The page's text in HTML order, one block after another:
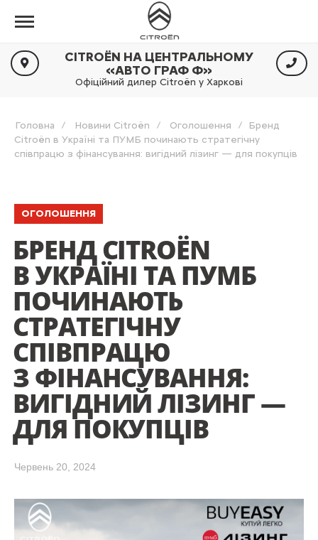
CITROËN НА ЦЕНТРАЛЬНОМУ
«АВТО ГРАФ Ф»
Офіційний дилер Citroën у Харкові
Головна Новини Citroën Оголошення
Бренд
Citroën в Україні та ПУМБ починають стратегічну
співпрацю з фінансування: вигідний лізинг — для покупців
ОГОЛОШЕННЯ
БРЕНД CITROËN
В УКРАЇНІ ТА ПУМБ
ПОЧИНАЮТЬ
СТРАТЕГІЧНУ
СПІВПРАЦЮ
З ФІНАНСУВАННЯ:
ВИГІДНИЙ ЛІЗИНГ —
ДЛЯ ПОКУПЦІВ
Червень 20, 2024